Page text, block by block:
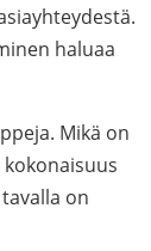
haluaa
Mikä on
kokonaisuus
on